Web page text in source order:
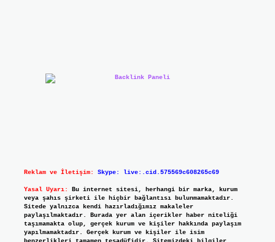
Reklam ve İletişim: Skype: live:.cid.575569c608265c69
Yasal Uyarı:
Bu internet sitesi, herhangi bir marka, kurum
veya şahıs şirketi ile hiçbir bağlantısı bulunmamaktadır.
Sitede yalnızca kendi hazırladığımız makaleler
paylaşılmaktadır. Burada yer alan içerikler haber niteliği
taşımamakta olup, gerçek kurum ve kişiler hakkında paylaşım
yapılmamaktadır. Gerçek kurum ve kişiler ile isim